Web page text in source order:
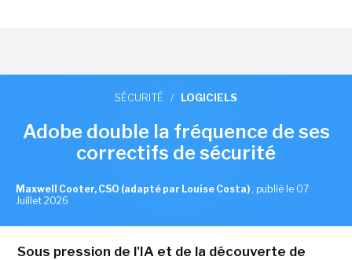
SÉCURITÉ / LOGICIELS
Adobe double la fréquence de ses
correctifs de sécurité
Maxwell Cooter, CSO (adapté par Louise Costa) , publié le 07
Juillet 2026
Sous pression de l'IA et de la découverte de